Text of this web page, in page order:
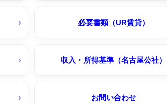
瀬古団地（ＵＲ賃貸）
神宮東パークハイツ（ＵＲ賃貸）
必要書類（UR賃貸）
収入・所得基準（名古屋公社）
お問い合わせ